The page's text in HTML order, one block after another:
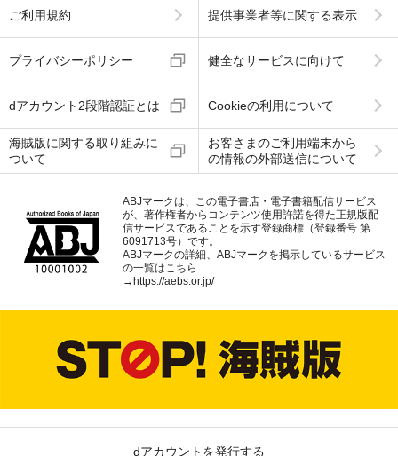
ご利用規約 提供事業者等に関する表示
プライバシーポリシー 健全なサービスに向けて
dアカウント2段階認証とは Cookieの利用について
海賊版に関する取り組みに
ついて
お客さまのご利用端末から
の情報の外部送信について
ABJマークは、この電子書店・電子書籍配信サービス
が、著作権者からコンテンツ使用許諾を得た正規版配
信サービスであることを示す登録商標（登録番号 第
6091713号）です。
ABJマークの詳細、ABJマークを掲示しているサービス
の一覧はこちら
→ https://aebs.or.jp/
dアカウントを発行する